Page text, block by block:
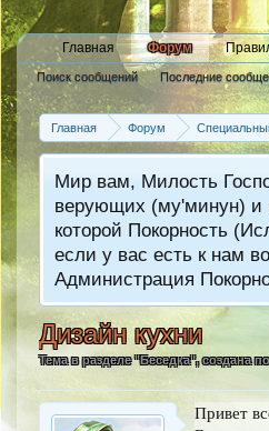
Главная Форум
Поиск сообщений Последние
Главная Форум
Мир вам, Милость
верующих (му'минун) и
которой Покорность
если у вас есть к нам
Администрация
Дизайн кухни
Тема в разделе "Беседка", создана
Привет